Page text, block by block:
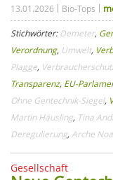
13.01.2026 Bio-Tops
Stichwörter: Demeter,
Verordnung, Umwelt,
Plagge,
Transparenz, EU-
Ohne Gentechnik-Siegel,
Martin Häusling, Tina
Deregulierung, Arche
Gesellschaft